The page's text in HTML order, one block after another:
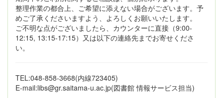
整理作業の都合上、ご希望に添えない場合がございます。予
めご了承くださいますよう、よろしくお願いいたします。
ご不明な点がございましたら、カウンターに直接（9:00-
12:15, 13:15-17:15）又は以下の連絡先までお寄せくださ
い。
TEL:048-858-3668(内線723405)
E-mail:libs@gr.saitama-u.ac.jp(図書館 情報サービス担当)